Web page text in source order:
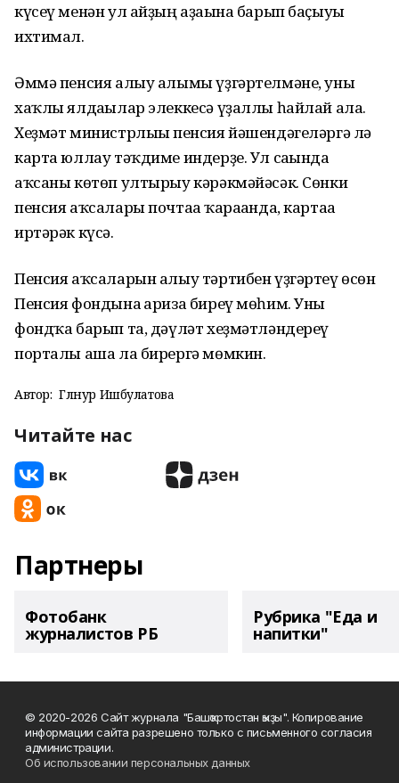
күсеү менән ул айҙың аҙағына барып баҫыуы
ихтимал.
Әммә пенсия алыу алымы үҙгәртелмәне, уны
хаҡлы ялдағылар элеккесә үҙаллы һайлай ала.
Хеҙмәт министрлығы пенсия йәшендәгеләргә лә
карта юллау тәҡдиме индерҙе. Ул сағында
аҡсаны көтөп ултырыу кәрәкмәйәсәк. Сөнки
пенсия аҡсалары почтаға ҡарағанда, картаға
иртәрәк күсә.
Пенсия аҡсаларын алыу тәртибен үҙгәртеү өсөн
Пенсия фондына ғариза биреү мөһим. Уны
фондҡа барып та, дәүләт хеҙмәтләндереү
порталы аша ла бирергә мөмкин.
Автор: Гөлнур Ишбулатова
Читайте нас
Партнеры
Фотобанк
журналистов РБ
Рубрика "Еда и
напитки"
© 2020-2026 Сайт журнала "Башҡортостан ҡыҙы". Копирование
информации сайта разрешено только с письменного согласия
администрации.
Об использовании персональных данных